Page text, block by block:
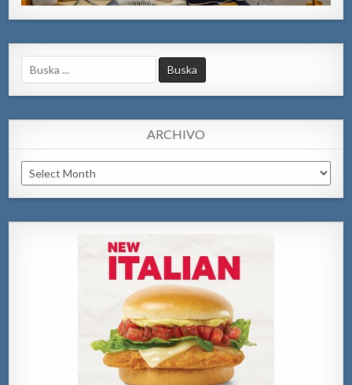
Search
for:
ARCHIVO
Archivo